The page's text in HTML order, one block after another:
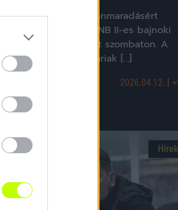
Vidi nem bírt a bennmaradásért
küzdő Soroksárral, az NB II-es bajnoki
végeredménye 1-1 lett szombaton. A
mérkőzésen a fehérváriak […]
2026.04.12. |
Hírek